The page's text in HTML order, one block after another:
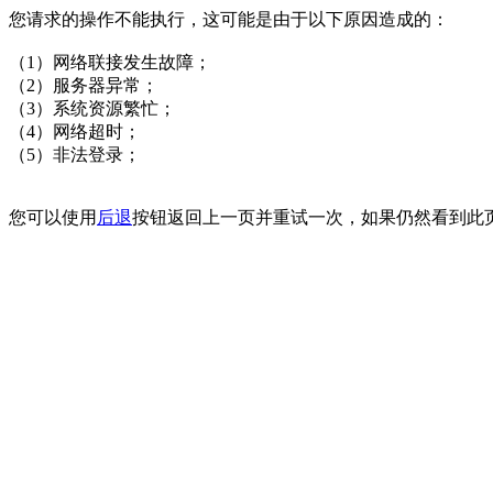
您请求的操作不能执行，这可能是由于以下原因造成的：
（1）网络联接发生故障；
（2）服务器异常；
（3）系统资源繁忙；
（4）网络超时；
（5）非法登录；
您可以使用 后退按钮返回上一页并重试一次，如果仍然看到此